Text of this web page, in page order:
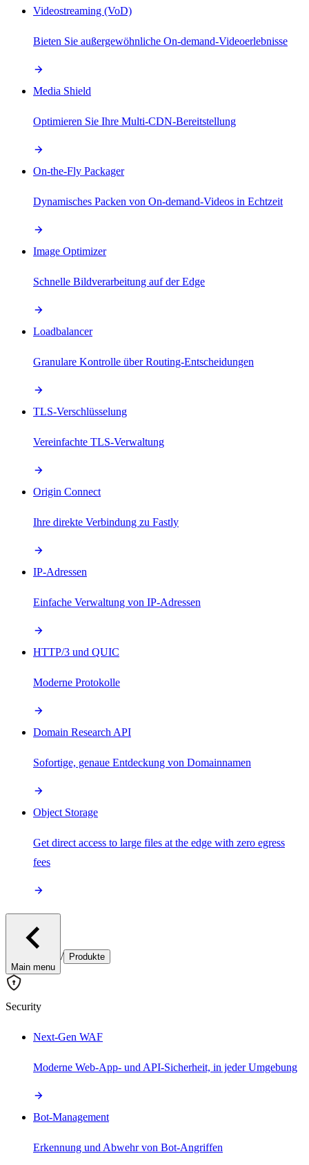
Videostreaming (VoD)
Bieten Sie außergewöhnliche On-demand-Videoerlebnisse
Media Shield
Optimieren Sie Ihre Multi-CDN-Bereitstellung
On-the-Fly Packager
Dynamisches Packen von On-demand-Videos in Echtzeit
Image Optimizer
Schnelle Bildverarbeitung auf der Edge
Loadbalancer
Granulare Kontrolle über Routing-Entscheidungen
TLS-Verschlüsselung
Vereinfachte TLS-Verwaltung
Origin Connect
Ihre direkte Verbindung zu Fastly
IP-Adressen
Einfache Verwaltung von IP-Adressen
HTTP/3 und QUIC
Moderne Protokolle
Domain Research API
Sofortige, genaue Entdeckung von Domainnamen
Object Storage
Get direct access to large files at the edge with zero egress
fees
Main menu
/ Produkte
Security
Next-Gen WAF
Moderne Web-App- und API-Sicherheit, in jeder Umgebung
Bot-Management
Erkennung und Abwehr von Bot-Angriffen